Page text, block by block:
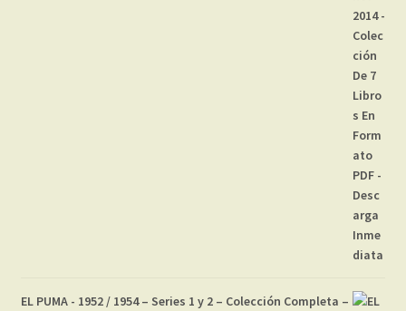
EL PUMA - 1952 / 1954 – Series 1 y 2 – Colección Completa –